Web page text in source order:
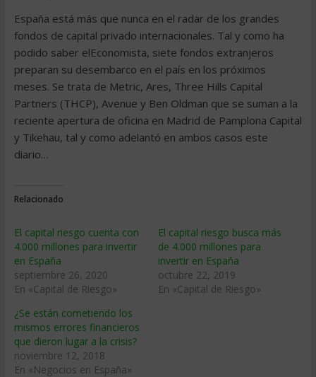
España está más que nunca en el radar de los grandes
fondos de capital privado internacionales. Tal y como ha
podido saber elEconomista, siete fondos extranjeros
preparan su desembarco en el país en los próximos
meses. Se trata de Metric, Ares, Three Hills Capital
Partners (THCP), Avenue y Ben Oldman que se suman a la
reciente apertura de oficina en Madrid de Pamplona Capital
y Tikehau, tal y como adelantó en ambos casos este
diario…
Relacionado
El capital riesgo cuenta con
4.000 millones para invertir
en España
septiembre 26, 2020
En «Capital de Riesgo»
El capital riesgo busca más
de 4.000 millones para
invertir en España
octubre 22, 2019
En «Capital de Riesgo»
¿Se están cometiendo los
mismos errores financieros
que dieron lugar a la crisis?
noviembre 12, 2018
En «Negocios en España»